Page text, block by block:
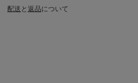
配送と返品について